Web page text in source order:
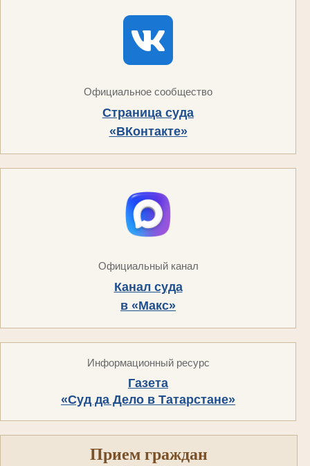
Официальное сообщество
Страница суда
«ВКонтакте»
Официальный канал
Канал суда
в «Макс»
Информационный ресурс
Газета
«Суд да Дело в Татарстане»
Прием граждан